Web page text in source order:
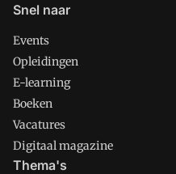
Snel naar
Events
Opleidingen
E-learning
Boeken
Vacatures
Digitaal magazine
Thema's